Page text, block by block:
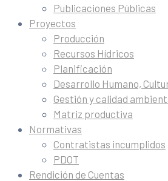
Publicaciones Públicas
Proyectos
Producción
Recursos Hídricos
Planificación
Desarrollo Humano,
Gestión y calidad
Matriz productiva
Normativas
Contratistas incumplidos
PDOT
Rendición de Cuentas